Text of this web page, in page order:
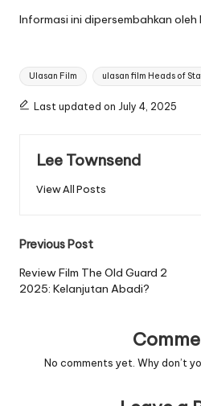
Informasi ini dipersembahkan oleh
Tags:
Ulasan Film ulasan film Heads of
Last updated on July 4, 2025
Lee Townsend
View All Posts
Post
navigation
Previous Post
Review Film The Old Guard 2
2025: Kelanjutan Abadi?
No comments yet. Why don’t